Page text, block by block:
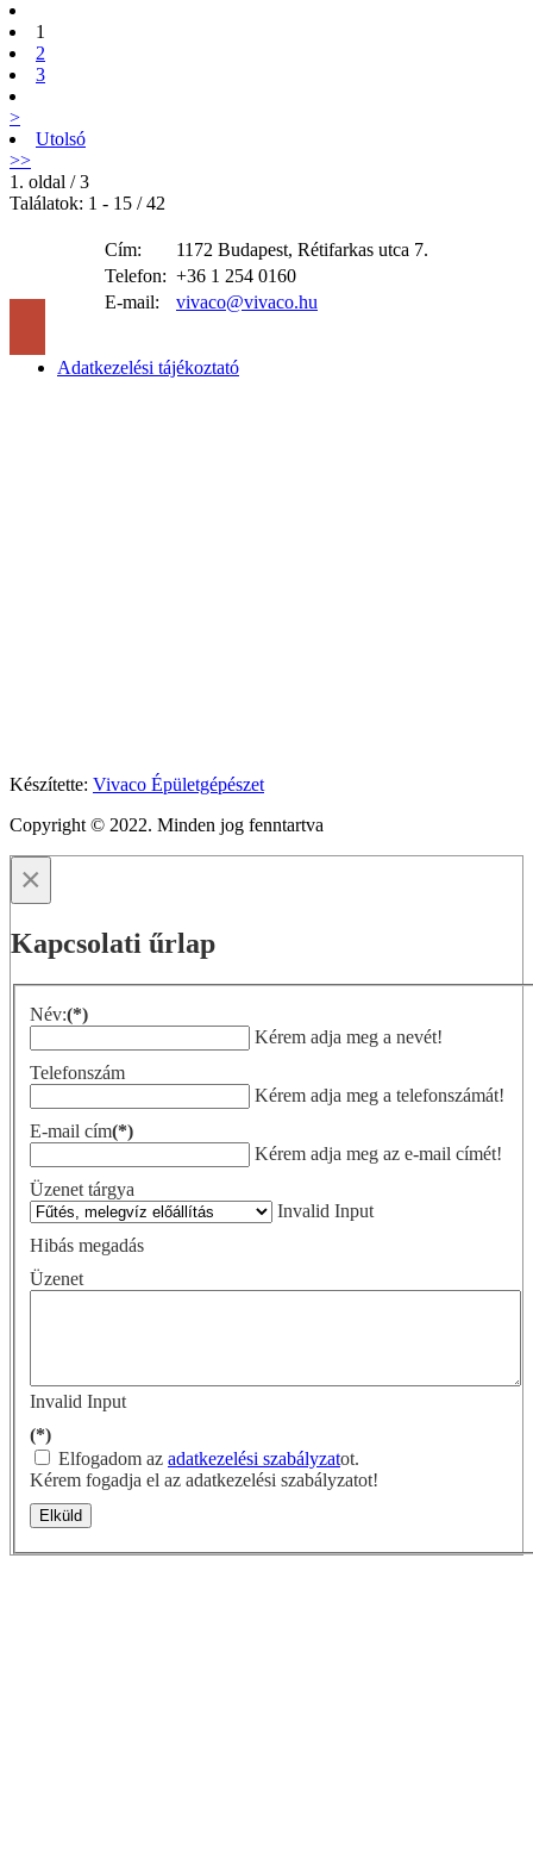
1
2
3
>
Utolsó
>>
1. oldal / 3
Találatok: 1 - 15 / 42
Cím:
1172 Budapest, Rétifarkas utca 7.
Telefon: +36 1 254 0160
E-mail:
vivaco@vivaco.hu
Adatkezelési tájékoztató
Készítette: Vivaco Épületgépészet
Copyright © 2022. Minden jog fenntartva
×
Kapcsolati űrlap
Név:(*)
Kérem adja meg a nevét!
Telefonszám
Kérem adja meg a telefonszámát!
E-mail cím(*)
Kérem adja meg az e-mail címét!
Üzenet tárgya
Invalid Input
Hibás megadás
Üzenet
Invalid Input
(*)
Elfogadom az adatkezelési szabályzatot.
Kérem fogadja el az adatkezelési szabályzatot!
Elküld